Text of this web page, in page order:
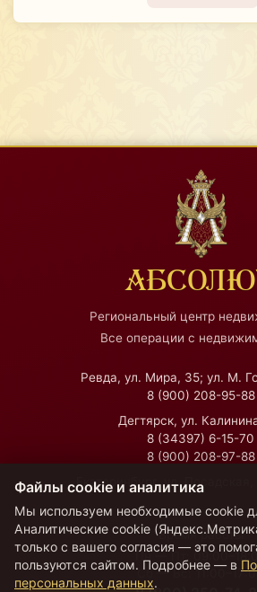
Региональный центр
Все операции с
Ревда, ул. Мира, 35; ул. М.
8 (900) 208-95-88
Дегтярск, ул.
8 (34397) 6-15-70
8 (900) 208-97-88
Екатеринбург, ул. Посадская,
Время работы
Пн — Пт:
Сб — Вс:
Файлы cookie и аналитика
Мы используем необходимые cookie
Аналитические cookie
только с вашего согласия — это
пользуются сайтом. Подробнее — в
персональных данных.